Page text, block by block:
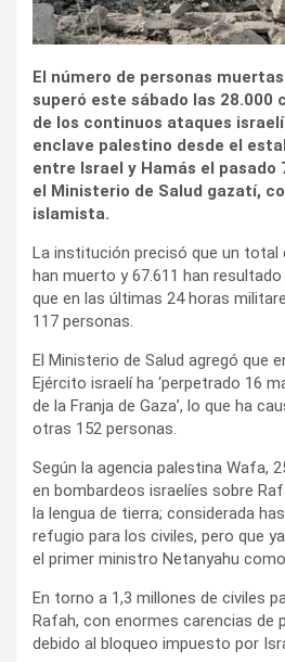
i
El número de personas
superó este sábado las 28.000
de los continuos ataques
enclave palestino desde el
entre Israel y Hamás el pasado
el Ministerio de Salud gazatí,
islamista.
La institución precisó que un total
han muerto y 67.611 han
que en las últimas 24 horas
117 personas.
El Ministerio de Salud agregó que
Ejército israelí ha ‘perpetrado 16
de la Franja de Gaza’, lo que ha
otras 152 personas.
Según la agencia palestina Wafa,
en bombardeos israelíes sobre
la lengua de tierra; considerada
refugio para los civiles, pero que
el primer ministro Netanyahu
En torno a 1,3 millones de civiles
Rafah, con enormes carencias de
debido al bloqueo impuesto por